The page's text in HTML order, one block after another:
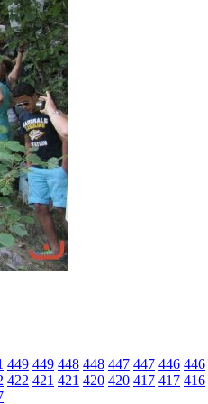
449 449 448 448 447 447 446 446
422 421 421 420 420 417 417 416